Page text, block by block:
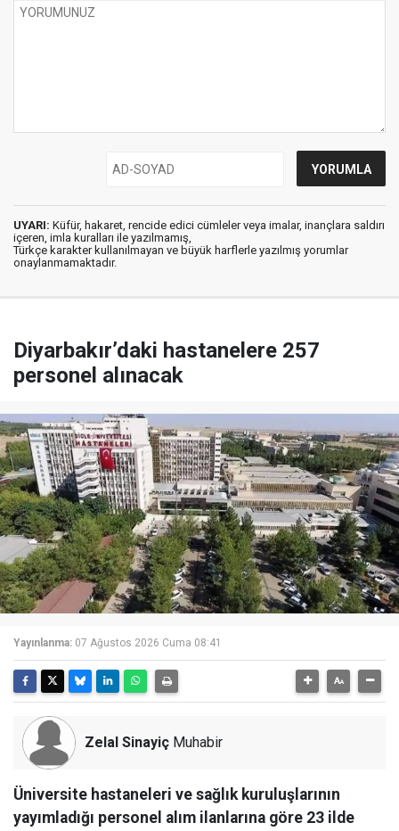
UYARI: Küfür, hakaret, rencide edici cümleler veya imalar, inançlara saldırı
içeren, imla kuralları ile yazılmamış,
Türkçe karakter kullanılmayan ve büyük harflerle yazılmış yorumlar
onaylanmamaktadır.
Diyarbakır’daki hastanelere 257
personel alınacak
Yayınlanma: 07 Ağustos 2026 Cuma 08:41
Zelal Sinayiç Muhabir
Üniversite hastaneleri ve sağlık kuruluşlarının
yayımladığı personel alım ilanlarına göre 23 ilde